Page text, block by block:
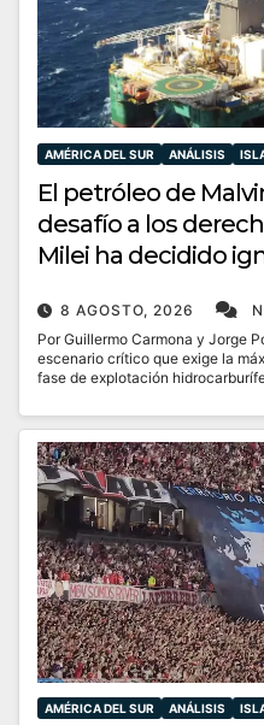
AMÉRICA DEL SUR ANÁLISIS
El petróleo de
desafío a los
Milei ha decidido
8 AGOSTO, 2026
Por Guillermo Carmona y Jorge
escenario crítico que exige la
fase de explotación
AMÉRICA DEL SUR ANÁLISIS